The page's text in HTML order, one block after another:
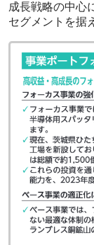
成長戦略の中心
セグメントを据